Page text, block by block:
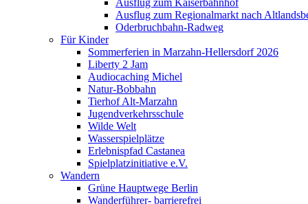
Ausflug zum Kaiserbahnhof
Ausflug zum Regionalmarkt nach
Oderbruchbahn-Radweg
Für Kinder
Sommerferien in Marzahn-Hellersdorf 2026
Liberty 2 Jam
Audiocaching Michel
Natur-Bobbahn
Tierhof Alt-Marzahn
Jugendverkehrsschule
Wilde Welt
Wasserspielplätze
Erlebnispfad Castanea
Spielplatzinitiative e.V.
Wandern
Grüne Hauptwege Berlin
Wanderführer- barrierefrei